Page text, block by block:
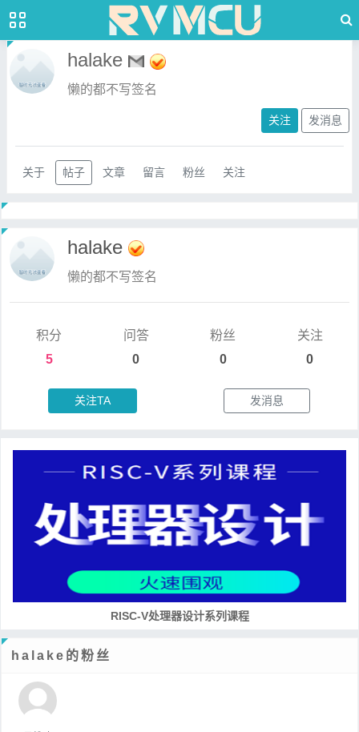
halake
懒的都不写签名
关注 发消息
关于 帖子 文章 留言 粉丝 关注
halake
懒的都不写签名
积分
5
问答
0
粉丝
0
关注
0
关注TA 发消息
培养RISC-V大学土壤 共建RISC-V教育生态
halake的粉丝